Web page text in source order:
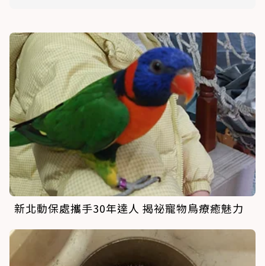
新北動保處攜手30年達人 揭祕寵物鳥療癒魅力